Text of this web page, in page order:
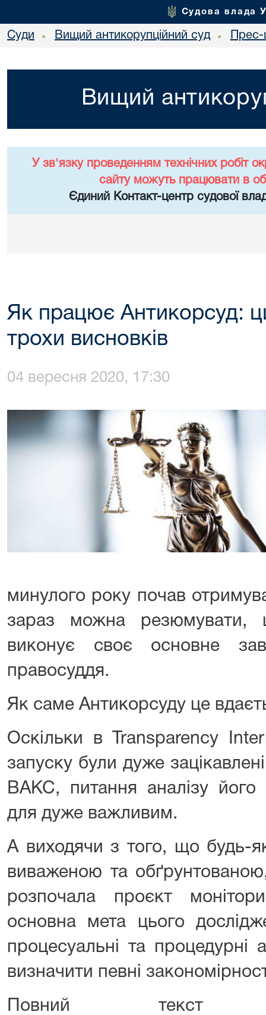
Судова влада
Суди • Вищий антикорупційний суд •
Вищий
У зв'язку проведенням технічних робіт
сайту можуть працювати в
Єдиний Контакт-центр судової
Як працює Антикорсуд:
трохи висновків
04 вересня 2020, 17:30
минулого року почав
зараз можна
виконує своє основне
правосуддя.
Як саме Антикорсуду це
Оскільки в Transparency
запуску були дуже
ВАКС, питання аналізу його
для дуже важливим.
А виходячи з того, що будь-
виваженою та
розпочала проєкт
основна мета цього
процесуальні та процедурні
визначити певні
Повний текст